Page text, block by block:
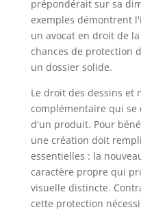
prépondérait sur sa
exemples démontrent
un avocat en droit de
chances de protection
un dossier solide.
Le droit des dessins et
complémentaire qui se
d'un produit. Pour
une création doit
essentielles : la
caractère propre qui
visuelle distincte.
cette protection